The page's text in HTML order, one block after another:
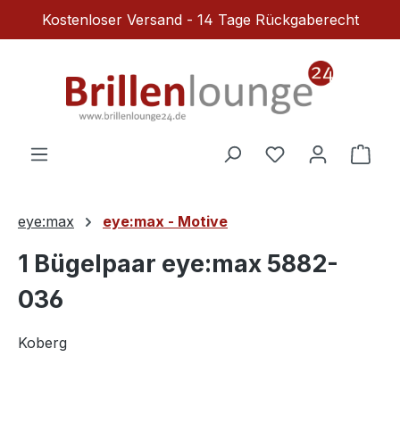
Zum Hauptinhalt springen
Kostenloser Versand - 14 Tage Rückgaberecht
Du hast 0
eye:max eye:max - Motive
1 Bügelpaar eye:max 5882-
036
Koberg